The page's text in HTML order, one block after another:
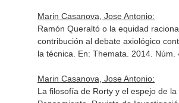
Marin Casanova, Jose Antonio:
Ramón Queraltó o la equidad
contribución al debate axiológico
la técnica. En: Themata . 2014.
Marin Casanova, Jose Antonio:
La filosofía de Rorty y el espejo de la